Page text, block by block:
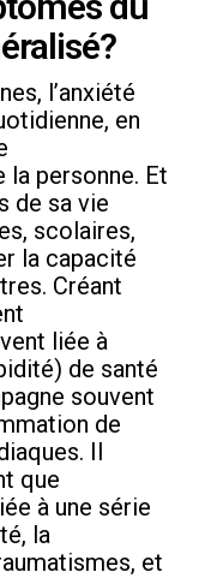
l’anxiété
en
personne. Et
de sa vie
scolaires,
la capacité
Créant
liée à
de santé
souvent
de
Il
que
à une série
la
et